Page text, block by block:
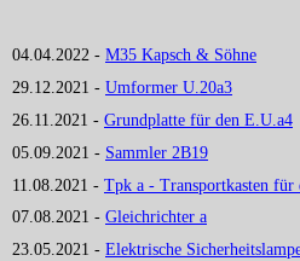
04.04.2022 - M35 Kapsch & Söhne
29.12.2021 - Umformer U.20a3
26.11.2021 - Grundplatte für den E.U.a4
05.09.2021 - Sammler 2B19
11.08.2021 - Tpk a - Transportkasten für
07.08.2021 - Gleichrichter a
23.05.2021 - Elektrische